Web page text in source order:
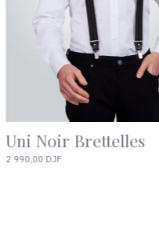
À motifs Rouge Boutons
de manchette